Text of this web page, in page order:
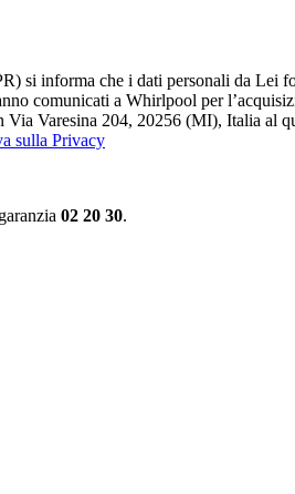
si informa che i dati personali da Lei
comunicati a Whirlpool per
Varesina 204, 20256 (MI), Italia al
sulla Privacy
02 20 30.